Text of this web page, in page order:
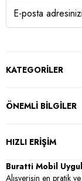
KATEGORİLER
ÖNEMLİ BİLGİLER
HIZLI ERİŞİM
Buratti Mobil
Alışverişin en pratik